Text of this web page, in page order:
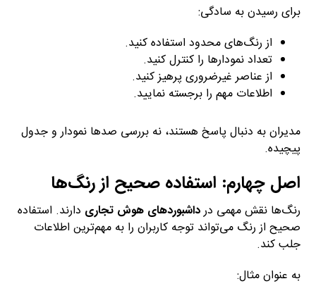
برای رسیدن به سادگی:
از رنگ‌های محدود استفاده کنید.
تعداد نمودارها را کنترل کنید.
از عناصر غیرضروری پرهیز کنید.
اطلاعات مهم را برجسته نمایید.
مدیران به دنبال پاسخ هستند، نه بررسی صدها نمودار و جدول
پیچیده.
اصل چهارم: استفاده صحیح از رنگ‌ها
رنگ‌ها نقش مهمی درداشبوردهای هوش تجاری دارند. استفاده
صحیح از رنگ می‌تواند توجه کاربران را به مهم‌ترین اطلاعات
جلب کند.
به عنوان مثال: